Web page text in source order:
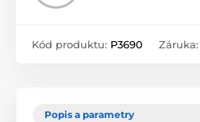
Kód produktu: P3690 Záruka:
Popis a parametry